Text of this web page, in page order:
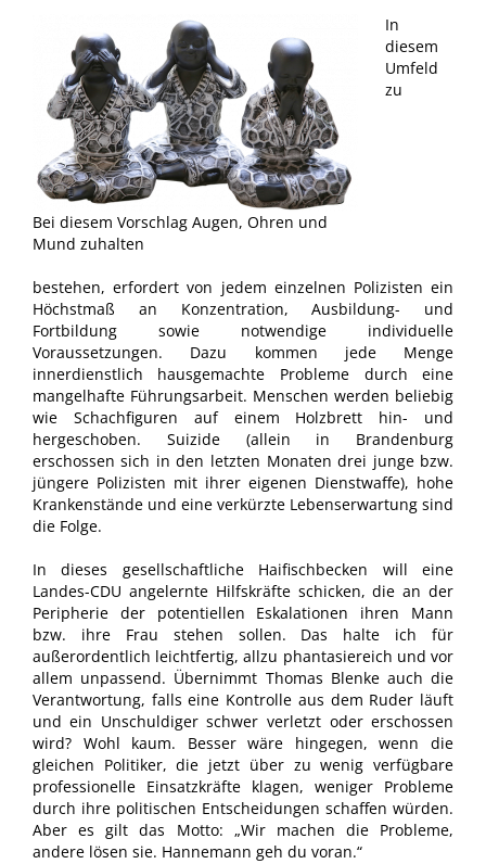
Bei diesem Vorschlag Augen, Ohren und
Mund zuhalten
In
diesem
Umfeld
zu
bestehen, erfordert von jedem einzelnen Polizisten ein
Höchstmaß an Konzentration, Ausbildung- und
Fortbildung sowie notwendige individuelle
Voraussetzungen. Dazu kommen jede Menge
innerdienstlich hausgemachte Probleme durch eine
mangelhafte Führungsarbeit. Menschen werden beliebig
wie Schachfiguren auf einem Holzbrett hin- und
hergeschoben. Suizide (allein in Brandenburg
erschossen sich in den letzten Monaten drei junge bzw.
jüngere Polizisten mit ihrer eigenen Dienstwaffe), hohe
Krankenstände und eine verkürzte Lebenserwartung sind
die Folge.
In dieses gesellschaftliche Haifischbecken will eine
Landes-CDU angelernte Hilfskräfte schicken, die an der
Peripherie der potentiellen Eskalationen ihren Mann
bzw. ihre Frau stehen sollen. Das halte ich für
außerordentlich leichtfertig, allzu phantasiereich und vor
allem unpassend. Übernimmt Thomas Blenke auch die
Verantwortung, falls eine Kontrolle aus dem Ruder läuft
und ein Unschuldiger schwer verletzt oder erschossen
wird? Wohl kaum. Besser wäre hingegen, wenn die
gleichen Politiker, die jetzt über zu wenig verfügbare
professionelle Einsatzkräfte klagen, weniger Probleme
durch ihre politischen Entscheidungen schaffen würden.
Aber es gilt das Motto: „Wir machen die Probleme,
andere lösen sie. Hannemann geh du voran.“